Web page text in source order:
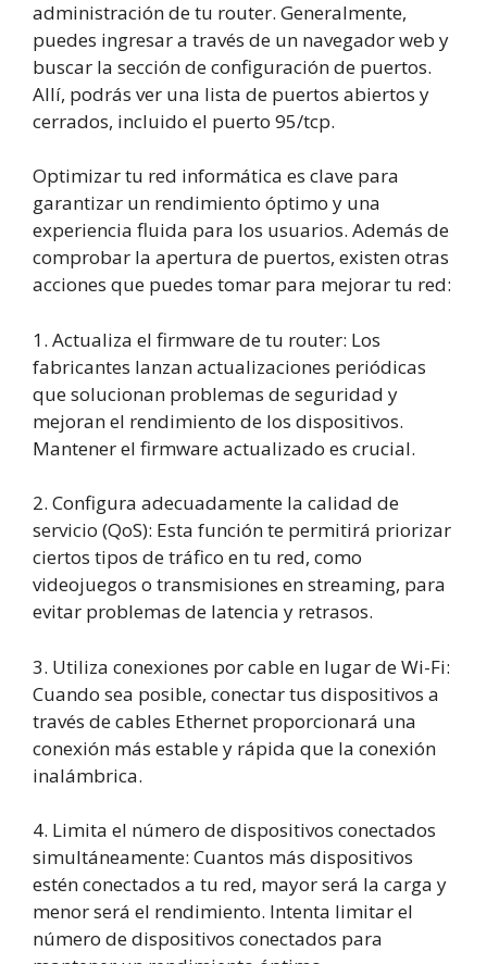
administración de tu router. Generalmente,
puedes ingresar a través de un navegador web y
buscar la sección de configuración de puertos.
Allí, podrás ver una lista de puertos abiertos y
cerrados, incluido el puerto 95/tcp.
Optimizar tu red informática es clave para
garantizar un rendimiento óptimo y una
experiencia fluida para los usuarios. Además de
comprobar la apertura de puertos, existen otras
acciones que puedes tomar para mejorar tu red:
1. Actualiza el firmware de tu router: Los
fabricantes lanzan actualizaciones periódicas
que solucionan problemas de seguridad y
mejoran el rendimiento de los dispositivos.
Mantener el firmware actualizado es crucial.
2. Configura adecuadamente la calidad de
servicio (QoS): Esta función te permitirá priorizar
ciertos tipos de tráfico en tu red, como
videojuegos o transmisiones en streaming, para
evitar problemas de latencia y retrasos.
3. Utiliza conexiones por cable en lugar de Wi-Fi:
Cuando sea posible, conectar tus dispositivos a
través de cables Ethernet proporcionará una
conexión más estable y rápida que la conexión
inalámbrica.
4. Limita el número de dispositivos conectados
simultáneamente: Cuantos más dispositivos
estén conectados a tu red, mayor será la carga y
menor será el rendimiento. Intenta limitar el
número de dispositivos conectados para